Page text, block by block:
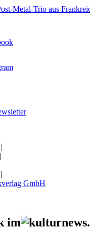
Metal-Trio aus
|
|
|
GmbH
im